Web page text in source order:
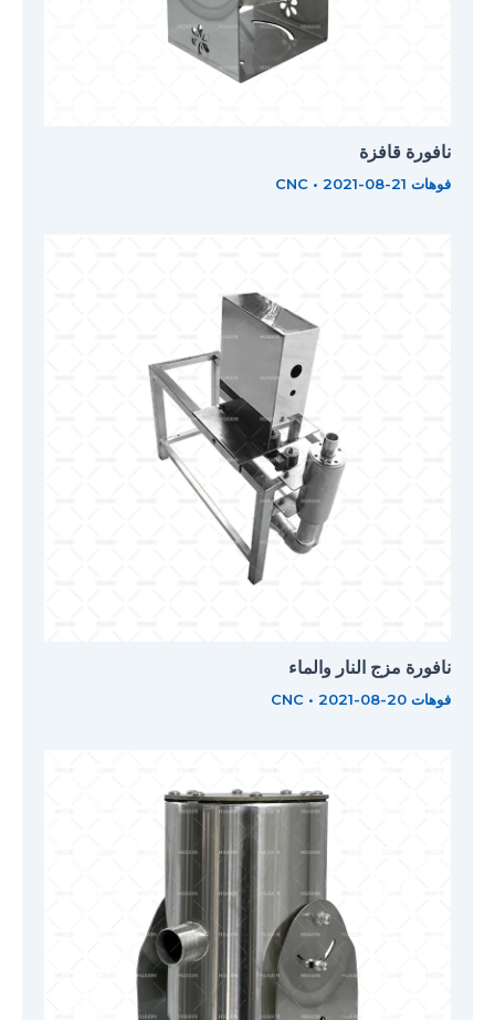
نافورة قافزة
فوهات CNC •2021-08-21
نافورة مزج النار والماء
فوهات CNC •2021-08-20